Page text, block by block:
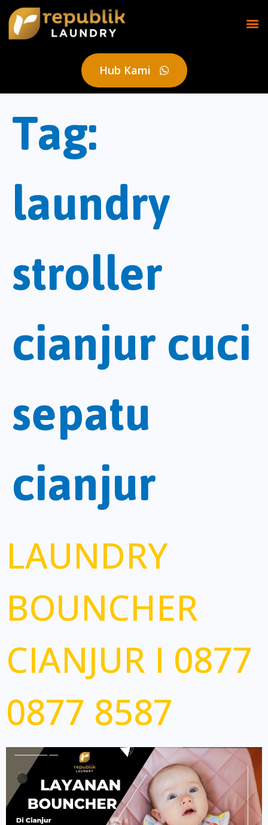
Hub Kami
Tag:
laundry
stroller
cianjur cuci
sepatu
cianjur
LAUNDRY
BOUNCHER
CIANJUR I 0877
0877 8587